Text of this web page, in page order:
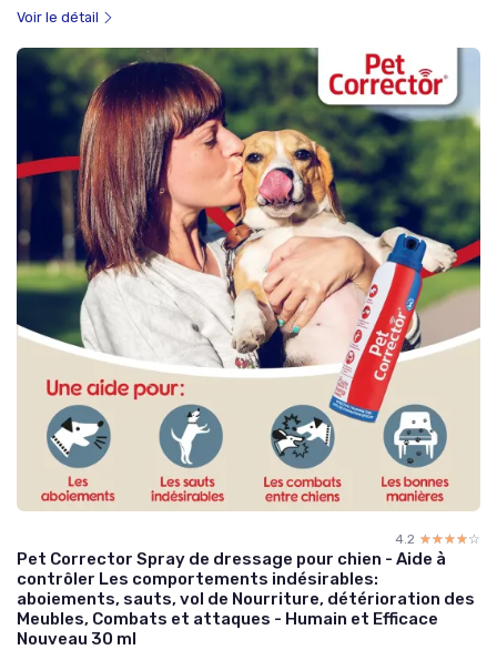
Voir le détail
4.2 ☆☆☆☆☆
★★★★★
Pet Corrector Spray de dressage pour chien - Aide à
contrôler Les comportements indésirables:
aboiements, sauts, vol de Nourriture, détérioration des
Meubles, Combats et attaques - Humain et Efficace
Nouveau 30 ml